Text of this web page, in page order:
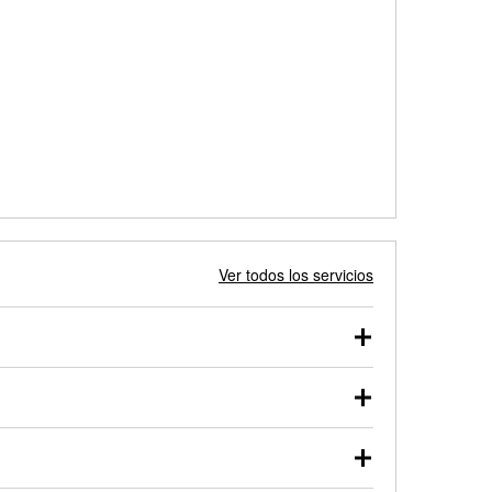
Ver todos los servicios
probarse dentro o fuera del vehículo y cargarse en
de nuestros profesionales te ayudará a encontrar
en el estacionamiento, o desmonta el